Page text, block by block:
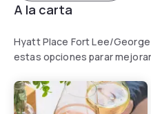
A la carta
Hyatt Place Fort Lee/
estas opciones parar